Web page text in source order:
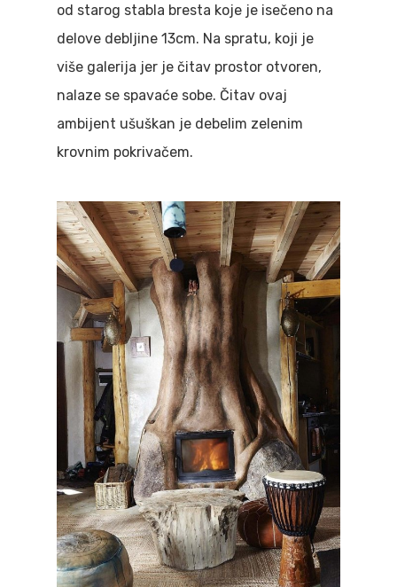
od starog stabla bresta koje je isečeno na
delove debljine 13cm. Na spratu, koji je
više galerija jer je čitav prostor otvoren,
nalaze se spavaće sobe. Čitav ovaj
ambijent ušuškan je debelim zelenim
krovnim pokrivačem.